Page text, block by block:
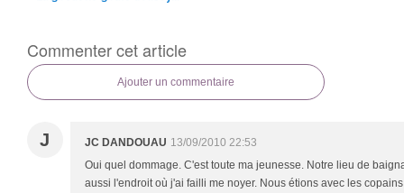
Commenter cet article
Ajouter un commentaire
J JC DANDOUAU 13/09/2010 22:53
Oui quel dommage. C'est toute ma jeunesse. Notre lieu de
aussi l'endroit où j'ai failli me noyer. Nous étions avec les